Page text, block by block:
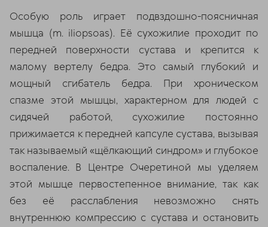
Особую роль играет подвздошно-поясничная
мышца (m. iliopsoas). Её сухожилие проходит по
передней поверхности сустава и крепится к
малому вертелу бедра. Это самый глубокий и
мощный сгибатель бедра. При хроническом
спазме этой мышцы, характерном для людей с
сидячей работой, сухожилие постоянно
прижимается к передней капсуле сустава, вызывая
так называемый «щёлкающий синдром» и глубокое
воспаление. В Центре Очеретиной мы уделяем
этой мышце первостепенное внимание, так как
без её расслабления невозможно снять
внутреннюю компрессию с сустава и остановить